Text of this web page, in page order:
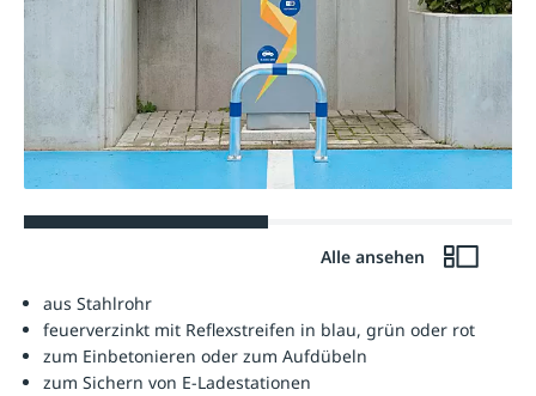
Alle ansehen
aus Stahlrohr
feuerverzinkt mit Reflexstreifen in blau, grün oder rot
zum Einbetonieren oder zum Aufdübeln
zum Sichern von E-Ladestationen